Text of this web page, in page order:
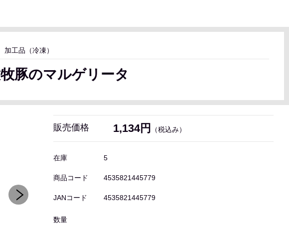
加工品（冷凍）
豚のマルゲリータ
販売価格 1,134円 （税込み）
在庫 5
商品コード 4535821445779
JANコード 4535821445779
数量